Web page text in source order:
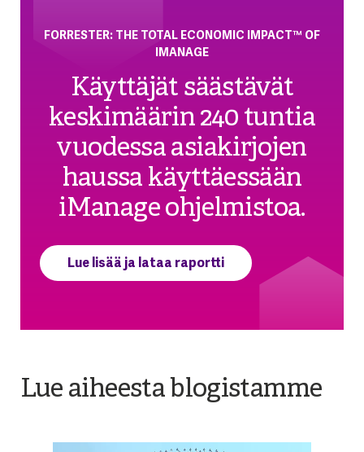
FORRESTER: THE TOTAL ECONOMIC IMPACT™ OF
IMANAGE
Käyttäjät säästävät
keskimäärin 240 tuntia
vuodessa asiakirjojen
haussa käyttäessään
iManage ohjelmistoa.
Lue lisää ja lataa raportti
Lue aiheesta blogistamme